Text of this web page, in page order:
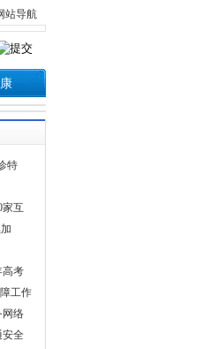
站导航
特
家互
考
工作
网络
安全